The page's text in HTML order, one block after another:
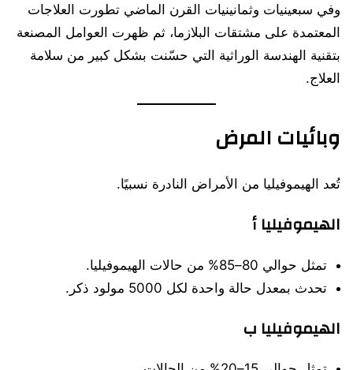
وفي سبعينيات وثمانينيات القرن الماضي تطورت العلاجات
المعتمدة على مشتقات البلازما، ثم ظهرت العوامل المصنعة
بتقنية الهندسة الوراثية التي حسّنت بشكل كبير من سلامة
العلاج.
وبائيات المرض
تُعد الهيموفيليا من الأمراض النادرة نسبيًا.
الهيموفيليا أ
تمثل حوالي 80–85% من حالات الهيموفيليا.
تحدث بمعدل حالة واحدة لكل 5000 مولود ذكر.
الهيموفيليا ب